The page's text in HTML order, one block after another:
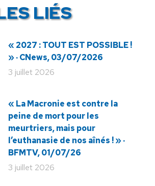
LIÉS
« 2027 : TOUT EST POSSIBLE !
» · CNews, 03/07/2026
3 juillet 2026
« La Macronie est contre la
peine de mort pour les
meurtriers, mais pour
l’euthanasie de nos aînés ! » ·
BFMTV, 01/07/26
3 juillet 2026